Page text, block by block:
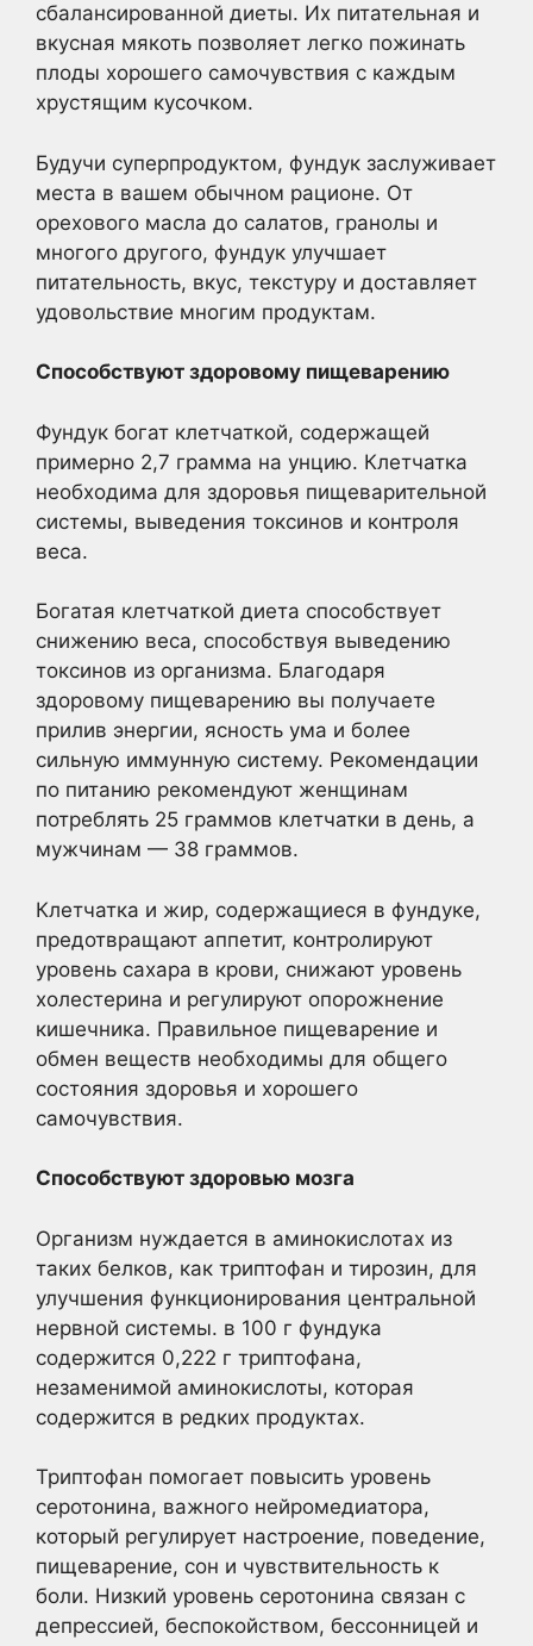
сбалансированной диеты. Их питательная и
вкусная мякоть позволяет легко пожинать
плоды хорошего самочувствия с каждым
хрустящим кусочком.
Будучи суперпродуктом, фундук заслуживает
места в вашем обычном рационе. От
орехового масла до салатов, гранолы и
многого другого, фундук улучшает
питательность, вкус, текстуру и доставляет
удовольствие многим продуктам.
Способствуют здоровому пищеварению
Фундук богат клетчаткой, содержащей
примерно 2,7 грамма на унцию. Клетчатка
необходима для здоровья пищеварительной
системы, выведения токсинов и контроля
веса.
Богатая клетчаткой диета способствует
снижению веса, способствуя выведению
токсинов из организма. Благодаря
здоровому пищеварению вы получаете
прилив энергии, ясность ума и более
сильную иммунную систему. Рекомендации
по питанию рекомендуют женщинам
потреблять 25 граммов клетчатки в день, а
мужчинам — 38 граммов.
Клетчатка и жир, содержащиеся в фундуке,
предотвращают аппетит, контролируют
уровень сахара в крови, снижают уровень
холестерина и регулируют опорожнение
кишечника. Правильное пищеварение и
обмен веществ необходимы для общего
состояния здоровья и хорошего
самочувствия.
Способствуют здоровью мозга
Организм нуждается в аминокислотах из
таких белков, как триптофан и тирозин, для
улучшения функционирования центральной
нервной системы. в 100 г фундука
содержится 0,222 г триптофана,
незаменимой аминокислоты, которая
содержится в редких продуктах.
Триптофан помогает повысить уровень
серотонина, важного нейромедиатора,
который регулирует настроение, поведение,
пищеварение, сон и чувствительность к
боли. Низкий уровень серотонина связан с
депрессией, беспокойством, бессонницей и